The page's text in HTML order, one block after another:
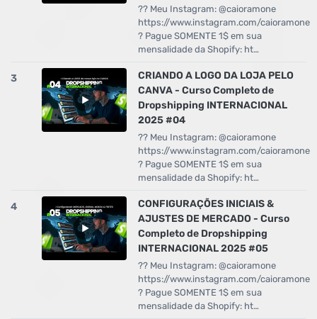
?? Meu Instagram: @caioramone
https://www.instagram.com/caioramone
? Pague SOMENTE 1$ em sua
mensalidade da Shopify: ht…
3
CRIANDO A LOGO DA LOJA PELO
CANVA - Curso Completo de
Dropshipping INTERNACIONAL
2025 #04
?? Meu Instagram: @caioramone
https://www.instagram.com/caioramone
? Pague SOMENTE 1$ em sua
mensalidade da Shopify: ht…
4
CONFIGURAÇÕES INICIAIS &
AJUSTES DE MERCADO - Curso
Completo de Dropshipping
INTERNACIONAL 2025 #05
?? Meu Instagram: @caioramone
https://www.instagram.com/caioramone
? Pague SOMENTE 1$ em sua
mensalidade da Shopify: ht…